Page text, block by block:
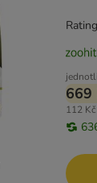
669
112